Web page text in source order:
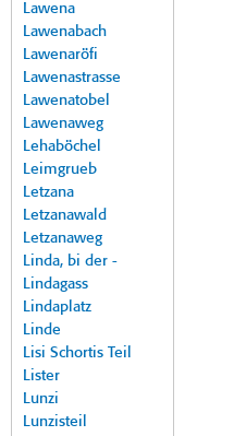
Lawena
Lawenabach
Lawenaröfi
Lawenastrasse
Lawenatobel
Lawenaweg
Lehaböchel
Leimgrueb
Letzana
Letzanawald
Letzanaweg
Linda, bi der -
Lindagass
Lindaplatz
Linde
Lisi Schortis Teil
Lister
Lunzi
Lunzisteil